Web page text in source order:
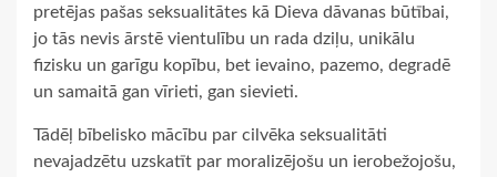
pretējas pašas seksualitātes kā Dieva dāvanas būtībai,
jo tās nevis ārstē vientulību un rada dziļu, unikālu
fizisku un garīgu kopību, bet ievaino, pazemo, degradē
un samaitā gan vīrieti, gan sievieti.
Tādēļ bībelisko mācību par cilvēka seksualitāti
nevajadzētu uzskatīt par moralizējošu un ierobežojošu,